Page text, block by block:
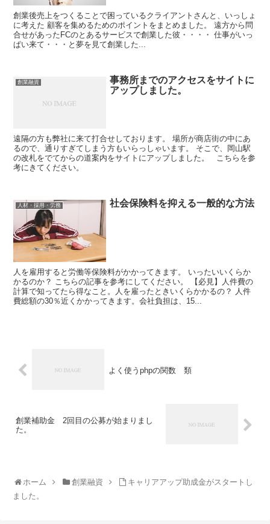
創業後売上をつくることで困っているクライアントさんと、いっしょ
に考えた 顧客を集めるためのポイントをまとめました。 遠方から問
合せがあったFCのとあるサービスで創業した彼・・・・ 仕事がいっ
ぱい来て・・・と夢を見て創業した...
創業融資
事務所までのアクセスをサイトに
アップしました。
遠隔の方も弊社に来て打合せしております。 場所が商店街の中にあ
るので、通りすぎてしまう方もいらっしゃいます。 そこで、岡山駅
の改札をでてからの道案内をサイトにアップしました。 こちらを参
考にきてください。
人材・採用・労務 社会保険料を抑える一般的な方法
人を雇用すると労働等保険料がかかってきます。 いったいいくらか
かるのか？ こちらの記事を参考にしてください。 【必見】人件費の
計算で知ってたら得なこと。人を雇ったときいくらかかるの？ 人件
費総額の30％近くかかってきます。会社負担は、15...
よく使うphpの関数 類
創業補助金 2回目の公募が始まりまし
た。
ホーム 創業融資
キャリアアップ助成金がスタートし
ました。